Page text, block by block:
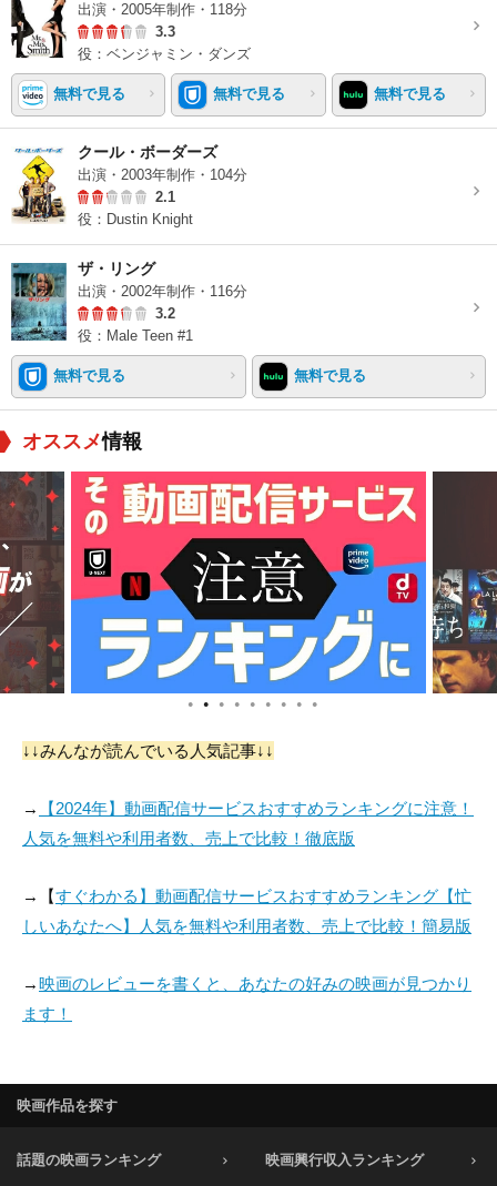
出演・2005年制作・118分
3.3
役：ベンジャミン・ダンズ
無料で見る 無料で見る 無料で見る
クール・ボーダーズ
出演・2003年制作・104分
2.1
役：Dustin Knight
ザ・リング
出演・2002年制作・116分
3.2
役：Male Teen #1
無料で見る 無料で見る
オススメ情報
● ● ● ● ● ● ● ● ●
↓↓みんなが読んでいる人気記事↓↓
→
【2024年】動画配信サービスおすすめランキングに注意！
人気を無料や利用者数、売上で比較！徹底版
→【すぐわかる】動画配信サービスおすすめランキング【忙
しいあなたへ】人気を無料や利用者数、売上で比較！簡易版
→映画のレビューを書くと、あなたの好みの映画が見つかり
ます！
映画作品を探す
話題の映画ランキング 映画興行収入ランキング